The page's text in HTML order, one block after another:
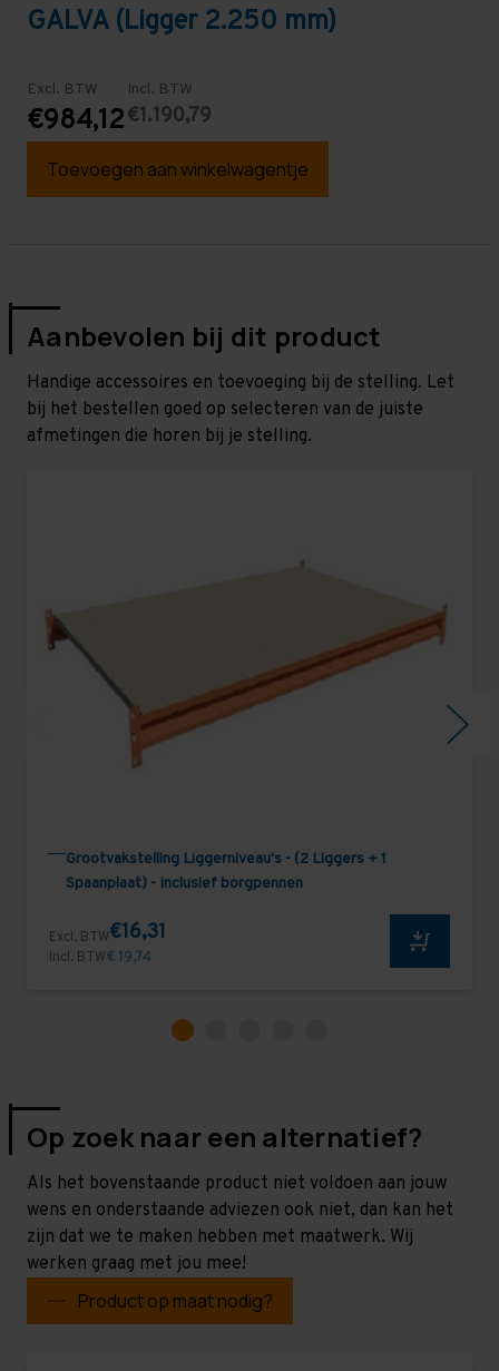
GALVA (Ligger 2.250 mm)
Excl. BTW
€984,12
Incl. BTW
€1.190,79
Toevoegen aan winkelwagentje
Aanbevolen bij dit product
Handige accessoires en toevoeging bij de stelling. Let
bij het bestellen goed op selecteren van de juiste
afmetingen die horen bij je stelling.
Grootvakstelling Liggerniveau's - (2 Liggers + 1
Spaanplaat) - Inclusief borgpennen
Excl. BTW€16,31
Incl. BTW€ 19,74
Op zoek naar een alternatief?
Als het bovenstaande product niet voldoen aan jouw
wens en onderstaande adviezen ook niet, dan kan het
zijn dat we te maken hebben met maatwerk. Wij
werken graag met jou mee!
Product op maat nodig?